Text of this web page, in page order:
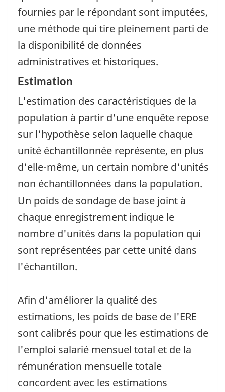
fournies par le répondant sont imputées,
une méthode qui tire pleinement parti de
la disponibilité de données
administratives et historiques.
Estimation
L'estimation des caractéristiques de la
population à partir d'une enquête repose
sur l'hypothèse selon laquelle chaque
unité échantillonnée représente, en plus
d'elle-même, un certain nombre d'unités
non échantillonnées dans la population.
Un poids de sondage de base joint à
chaque enregistrement indique le
nombre d'unités dans la population qui
sont représentées par cette unité dans
l'échantillon.
Afin d'améliorer la qualité des
estimations, les poids de base de l'ERE
sont calibrés pour que les estimations de
l'emploi salarié mensuel total et de la
rémunération mensuelle totale
concordent avec les estimations